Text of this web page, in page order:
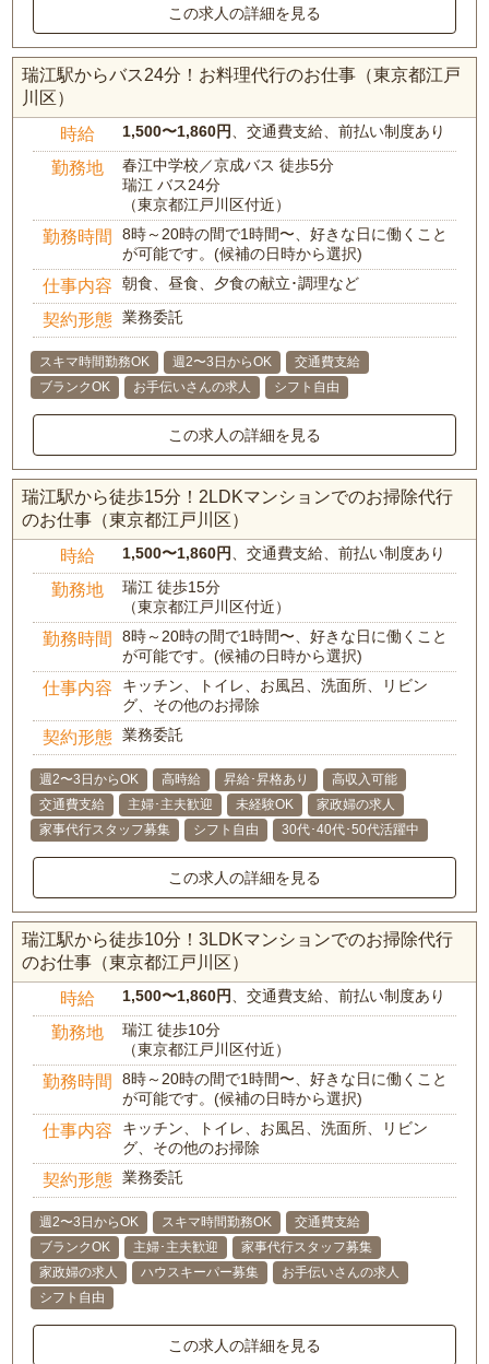
この求人の詳細を見る
瑞江駅からバス24分！お料理代行のお仕事（東京都江戸
川区）
時給 1,500〜1,860円、交通費支給、前払い制度あり
勤務地
春江中学校／京成バス 徒歩5分
瑞江 バス24分
（東京都江戸川区付近）
勤務時間
8時～20時の間で1時間〜、好きな日に働くこと
が可能です。(候補の日時から選択)
仕事内容 朝食、昼食、夕食の献立･調理など
契約形態 業務委託
スキマ時間勤務OK 週2〜3日からOK
交通費支給
ブランクOK
お手伝いさんの求人 シフト自由
この求人の詳細を見る
瑞江駅から徒歩15分！2LDKマンションでのお掃除代行
のお仕事（東京都江戸川区）
時給 1,500〜1,860円、交通費支給、前払い制度あり
勤務地
瑞江 徒歩15分
（東京都江戸川区付近）
勤務時間
8時～20時の間で1時間〜、好きな日に働くこと
が可能です。(候補の日時から選択)
仕事内容
キッチン、トイレ、お風呂、洗面所、リビン
グ、その他のお掃除
契約形態 業務委託
週2〜3日からOK 高時給 昇給･昇格あり
高収入可能
交通費支給
主婦･主夫歓迎 未経験OK
家政婦の求人
家事代行スタッフ募集
シフト自由 30代･40代･50代活躍中
この求人の詳細を見る
瑞江駅から徒歩10分！3LDKマンションでのお掃除代行
のお仕事（東京都江戸川区）
時給 1,500〜1,860円、交通費支給、前払い制度あり
勤務地
瑞江 徒歩10分
（東京都江戸川区付近）
勤務時間
8時～20時の間で1時間〜、好きな日に働くこと
が可能です。(候補の日時から選択)
仕事内容
キッチン、トイレ、お風呂、洗面所、リビン
グ、その他のお掃除
契約形態 業務委託
週2〜3日からOK スキマ時間勤務OK
交通費支給
ブランクOK
主婦･主夫歓迎
家事代行スタッフ募集
家政婦の求人
ハウスキーパー募集
お手伝いさんの求人
シフト自由
この求人の詳細を見る